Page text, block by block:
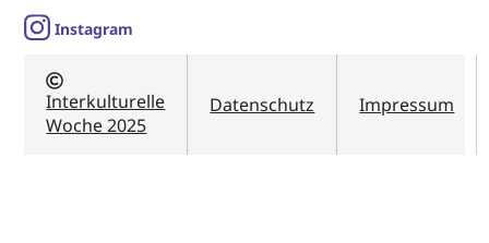
Instagram
Interkulturelle
Woche 2025
Datenschutz Impressum